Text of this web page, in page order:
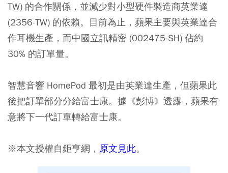
TW) 的合作關係，並減少對小型硬件製造商英業達
(2356-TW) 的依賴。目前為止，蘋果主要與英業達合
作耳機生產，而中國立訊精密 (002475-SH) 佔約
30% 的訂單量。
智慧音響 HomePod 最初是由英業達生產，但蘋果此
後把訂單部分分給富士康。據《彭博》透露，蘋果有
意將下一代訂單轉給富士康。
※本文授權自鉅亨網， 原文見此。